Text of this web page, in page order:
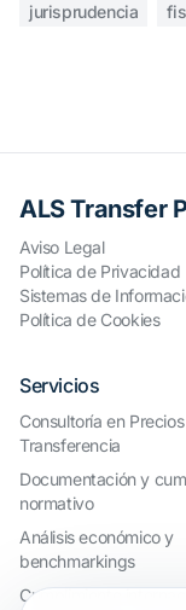
jurisprudencia
ALS Transfer
Aviso Legal
Política de Privacidad
Sistemas de
Política de Cookies
Servicios
Consultoría en
Transferencia
Documentación y
normativo
Análisis económico y
benchmarkings
Cumplimiento